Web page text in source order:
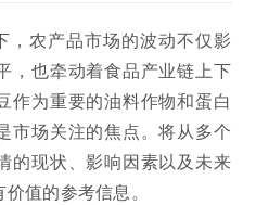
，农产品市场的波动不仅影
，也牵动着食品产业链上下
作为重要的油料作物和蛋白
市场关注的焦点。将从多个
的现状、影响因素以及未来
值的参考信息。